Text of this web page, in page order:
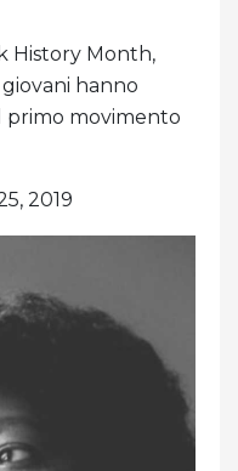
History Month,
hanno
primo movimento
2019